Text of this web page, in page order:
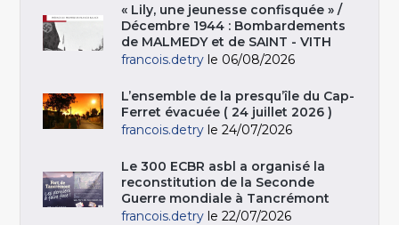
« Lily, une jeunesse confisquée » /
Décembre 1944 : Bombardements
de MALMEDY et de SAINT - VITH
francois.detry le 06/08/2026
L’ensemble de la presqu’île du Cap-
Ferret évacuée ( 24 juillet 2026 )
francois.detry le 24/07/2026
Le 300 ECBR asbl a organisé la
reconstitution de la Seconde
Guerre mondiale à Tancrémont
francois.detry le 22/07/2026